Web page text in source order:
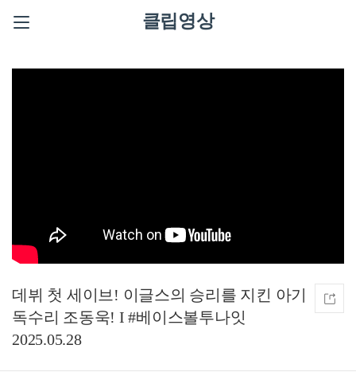
클립영상
데뷔 첫 세이브! 이글스의 승리를 지킨 아기
독수리 조동욱! I #베이스볼투나잇
2025.05.28